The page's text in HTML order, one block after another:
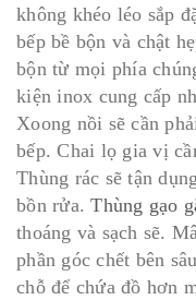
không khéo léo sắp
bếp bề bộn và chật
bộn từ mọi phía
kiện inox cung cấp
Xoong nồi sẽ cần
bếp. Chai lọ gia vị
Thùng rác sẽ tận
bồn rửa.Thùng gạo
thoáng và sạch sẽ.
phần góc chết bên
chỗ để chứa đồ hơn